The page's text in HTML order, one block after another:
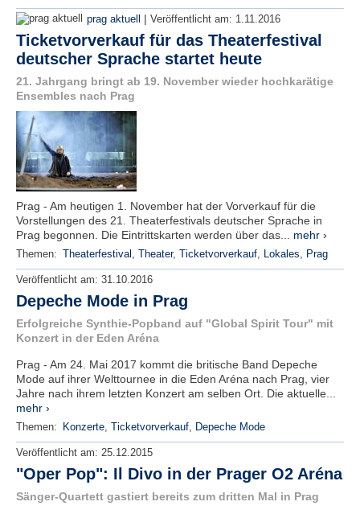
prag aktuell | Veröffentlicht am: 1.11.2016
Ticketvorverkauf für das Theaterfestival
deutscher Sprache startet heute
21. Jahrgang bringt ab 19. November wieder hochkarätige
Ensembles nach Prag
Prag - Am heutigen 1. November hat der Vorverkauf für die
Vorstellungen des 21. Theaterfestivals deutscher Sprache in
Prag begonnen. Die Eintrittskarten werden über das... mehr ›
Themen: Theaterfestival , Theater, Ticketvorverkauf, Lokales, Prag
Veröffentlicht am: 31.10.2016
Depeche Mode in Prag
Erfolgreiche Synthie-Popband auf "Global Spirit Tour" mit
Konzert in der Eden Aréna
Prag - Am 24. Mai 2017 kommt die britische Band Depeche
Mode auf ihrer Welttournee in die Eden Aréna nach Prag, vier
Jahre nach ihrem letzten Konzert am selben Ort. Die aktuelle...
mehr ›
Themen: Konzerte, Ticketvorverkauf, Depeche Mode
Veröffentlicht am: 25.12.2015
"Oper Pop": Il Divo in der Prager O2 Aréna
Sänger-Quartett gastiert bereits zum dritten Mal in Prag